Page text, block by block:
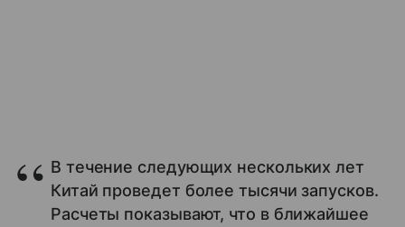
В течение следующих нескольких лет
Китай проведет более тысячи запусков.
Расчеты показывают, что в ближайшее